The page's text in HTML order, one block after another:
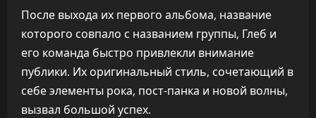
После выхода их первого альбома, название
которого совпало с названием группы, Глеб и
его команда быстро привлекли внимание
публики. Их оригинальный стиль, сочетающий в
себе элементы рока, пост-панка и новой волны,
вызвал большой успех.